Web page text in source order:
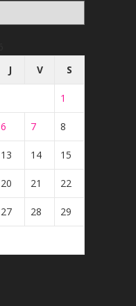
J V S
1
6 7 8
13 14 15
20 21 22
27 28 29